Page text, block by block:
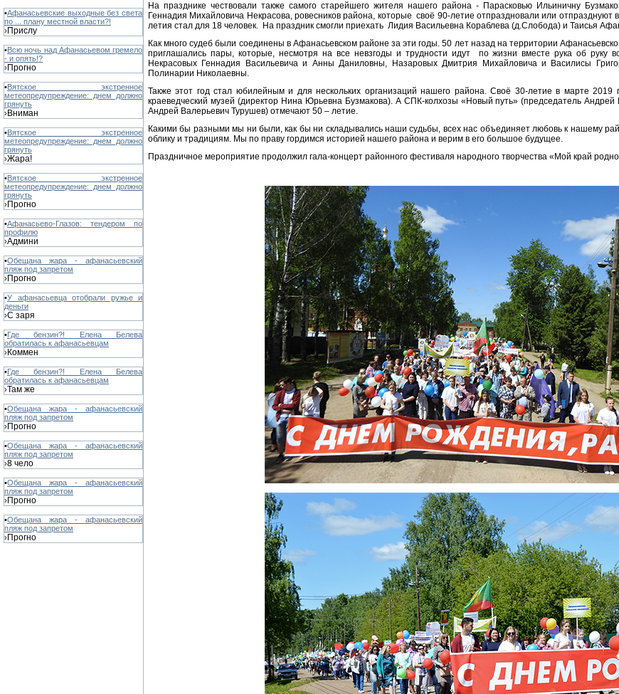
•Афанасьевские выходные без света
по ... плану местной власти?!
›Прислу
•Всю ночь над Афанасьевом гремело
- и опять!?
›Прогно
•Вятское экстренное
метеопредупреждение: днем должно
грянуть
›Вниман
•Вятское экстренное
метеопредупреждение: днем должно
грянуть
›Жара!
•Вятское экстренное
метеопредупреждение: днем должно
грянуть
›Прогно
•Афанасьево-Глазов: тендером по
профилю
›Админи
•Обещана жара - афанасьевский
пляж под запретом
›Прогно
•У афанасьевца отобрали ружье и
деньги
›С заря
•Где бензин?! Елена Белева
обратилась к афанасьевцам
›Коммен
•Где бензин?! Елена Белева
обратилась к афанасьевцам
›Там же
•Обещана жара - афанасьевский
пляж под запретом
›Прогно
•Обещана жара - афанасьевский
пляж под запретом
›8 чело
•Обещана жара - афанасьевский
пляж под запретом
›Прогно
•Обещана жара - афанасьевский
пляж под запретом
›Прогно
На празднике чествовали также самого старейшего жителя нашего района - Парасковью Ильиничну
Геннадия Михайловича Некрасова, ровесников района, которые своё 90-летие отпраздновали или
летия стал для 18 человек. На праздник смогли приехать Лидия Васильевна Кораблева (д.Слобода) и Таисья
Как много судеб были соединены в Афанасьевском районе за эти годы. 50 лет назад на территории
приглашались пары, которые, несмотря на все невзгоды и трудности идут по жизни вместе рука об руку
Некрасовых Геннадия Васильевича и Анны Даниловны, Назаровых Дмитрия Михайловича и Василисы
Полинарии Николаевны.
Также этот год стал юбилейным и для нескольких организаций нашего района. Своё 30-летие в марте 2019
краеведческий музей (директор Нина Юрьевна Бузмакова). А СПК-колхозы «Новый путь» (председатель Андрей
Андрей Валерьевич Турушев) отмечают 50 – летие.
Какими бы разными мы ни были, как бы ни складывались наши судьбы, всех нас объединяет любовь к нашему
облику и традициям. Мы по праву гордимся историей нашего района и верим в его большое будущее.
Праздничное мероприятие продолжил гала-концерт районного фестиваля народного творчества «Мой край